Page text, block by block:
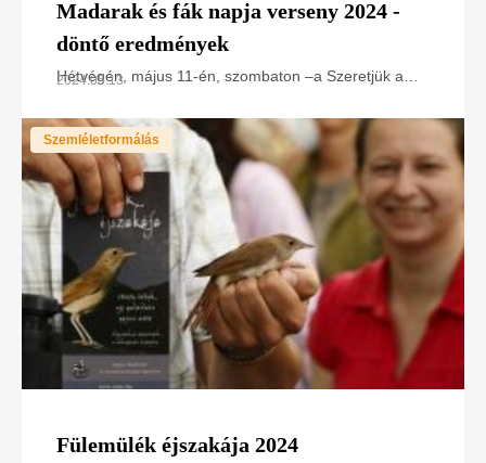
Madarak és fák napja verseny 2024 -
döntő eredmények
Hétvégén, május 11-én, szombaton –a Szeretjük a
zajlott a felső tagozatosoknak rendezett MADARAK
ÉS
2024.05.13
Szemléletformálás
Fülemülék éjszakája 2024